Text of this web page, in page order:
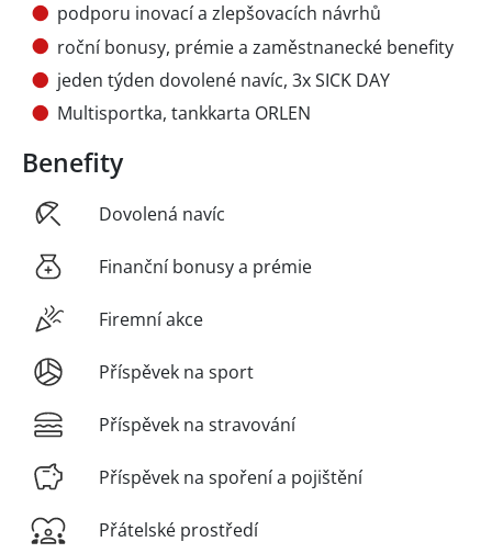
podporu inovací a zlepšovacích návrhů
roční bonusy, prémie a zaměstnanecké benefity
jeden týden dovolené navíc, 3x SICK DAY
Multisportka, tankkarta ORLEN
Benefity
Dovolená navíc
Finanční bonusy a prémie
Firemní akce
Příspěvek na sport
Příspěvek na stravování
Příspěvek na spoření a pojištění
Přátelské prostředí